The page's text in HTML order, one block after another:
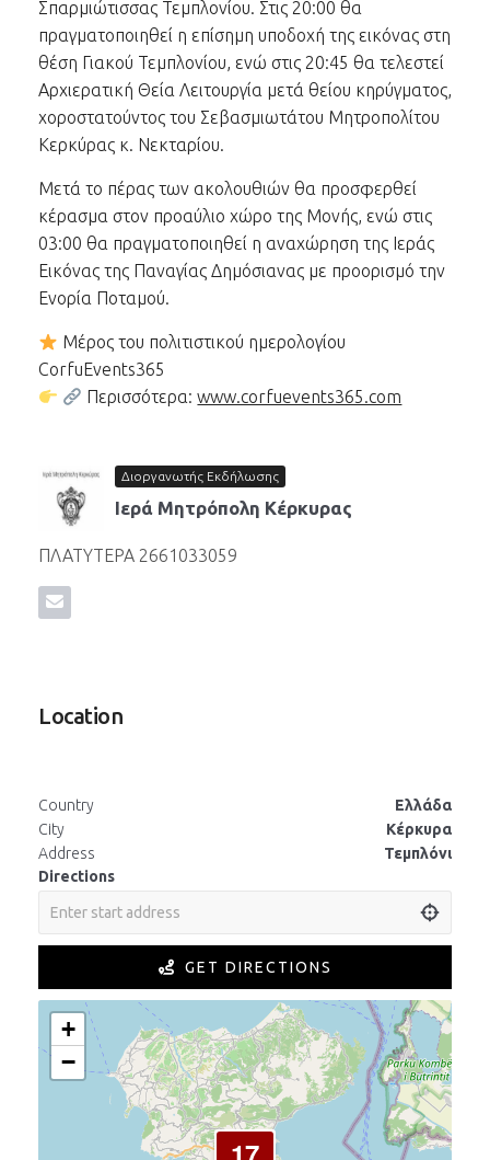
Σπαρμιώτισσας Τεμπλονίου. Στις 20:00 θα
πραγματοποιηθεί η επίσημη υποδοχή της εικόνας στη
θέση Γιακού Τεμπλονίου, ενώ στις 20:45 θα τελεστεί
Αρχιερατική Θεία Λειτουργία μετά θείου κηρύγματος,
χοροστατούντος του Σεβασμιωτάτου Μητροπολίτου
Κερκύρας κ. Νεκταρίου.
Μετά το πέρας των ακολουθιών θα προσφερθεί
κέρασμα στον προαύλιο χώρο της Μονής, ενώ στις
03:00 θα πραγματοποιηθεί η αναχώρηση της Ιεράς
Εικόνας της Παναγίας Δημόσιανας με προορισμό την
Ενορία Ποταμού.
Μέρος του πολιτιστικού ημερολογίου
CorfuEvents365
Περισσότερα:www.corfuevents365.com
Διοργανωτής Εκδήλωσης
Ιερά Μητρόπολη Κέρκυρας
ΠΛΑΤΥΤΕΡΑ 2661033059
Location
Country
Ελλάδα
City
Κέρκυρα
Address
Τεμπλόνι
Directions
GET DIRECTIONS
+
−